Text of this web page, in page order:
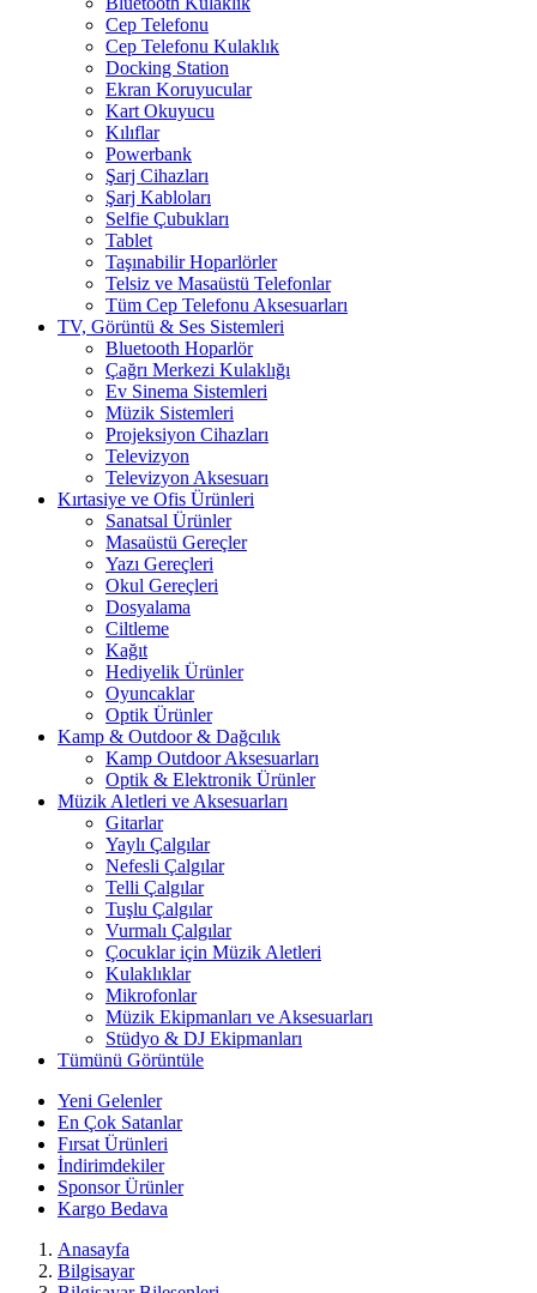
Cep Telefonu
Cep Telefonu Kulaklık
Docking Station
Ekran Koruyucular
Kart Okuyucu
Kılıflar
Powerbank
Şarj Cihazları
Şarj Kabloları
Selfie Çubukları
Tablet
Taşınabilir Hoparlörler
Telsiz ve Masaüstü Telefonlar
Tüm Cep Telefonu Aksesuarları
TV, Görüntü & Ses Sistemleri
Bluetooth Hoparlör
Çağrı Merkezi Kulaklığı
Ev Sinema Sistemleri
Müzik Sistemleri
Projeksiyon Cihazları
Televizyon
Televizyon Aksesuarı
Kırtasiye ve Ofis Ürünleri
Sanatsal Ürünler
Masaüstü Gereçler
Yazı Gereçleri
Okul Gereçleri
Dosyalama
Ciltleme
Kağıt
Hediyelik Ürünler
Oyuncaklar
Optik Ürünler
Kamp & Outdoor & Dağcılık
Kamp Outdoor Aksesuarları
Optik & Elektronik Ürünler
Müzik Aletleri ve Aksesuarları
Gitarlar
Yaylı Çalgılar
Nefesli Çalgılar
Telli Çalgılar
Tuşlu Çalgılar
Vurmalı Çalgılar
Çocuklar için Müzik Aletleri
Kulaklıklar
Mikrofonlar
Müzik Ekipmanları ve Aksesuarları
Stüdyo & DJ Ekipmanları
Tümünü Görüntüle
Yeni Gelenler
En Çok Satanlar
Fırsat Ürünleri
İndirimdekiler
Sponsor Ürünler
Kargo Bedava
Anasayfa
Bilgisayar